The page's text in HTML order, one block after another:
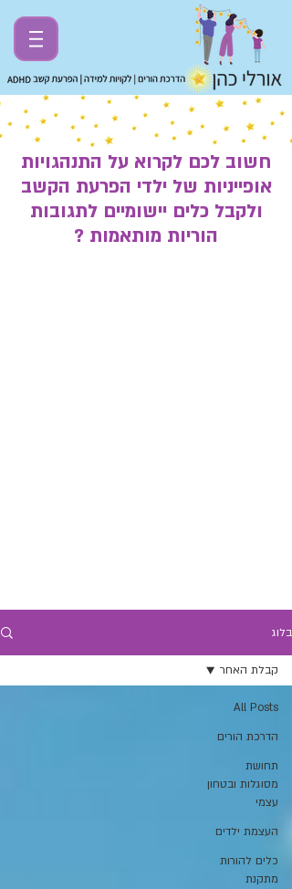
חשוב לכם לקרוא על התנהגויות
אופייניות של ילדי הפרעת הקשב
ולקבל כלים יישומיים לתגובות
הוריות מותאמות ?
בלוג
All Posts
הדרכת הורים
תחושת
מסוגלות ובטחון
עצמי
העצמת ילדים
כלים להורות
מתקנת
קבלת האחר